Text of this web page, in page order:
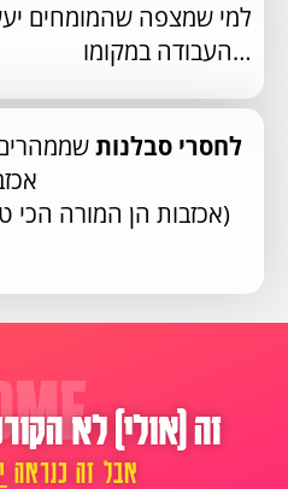
למי שמצפה שהמומחים
העבודה במקומו…
לחסרי סבלנות
(אכזבות הן המורה הכי
זה (אולי) לא
אבל זה כנראה